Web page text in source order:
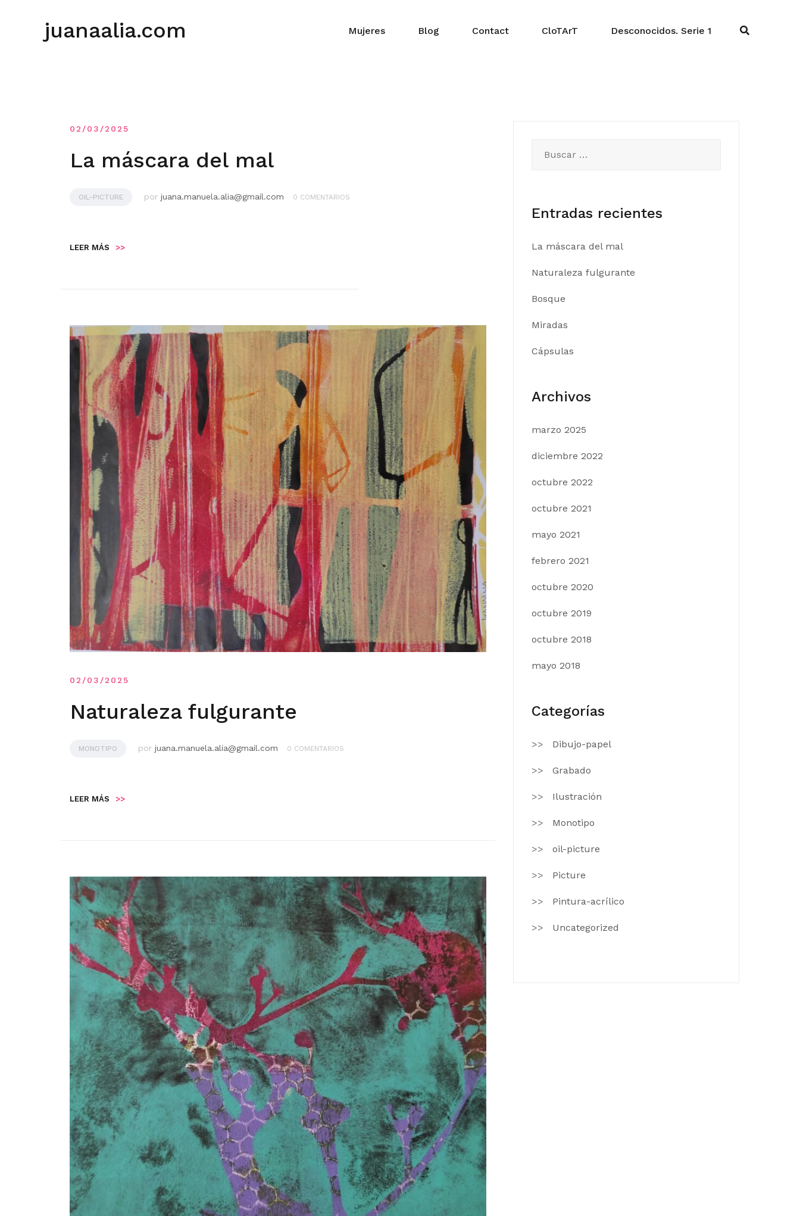
juanaalia.com Mujeres Blog Contact CloTArT Desconocidos. Serie 1
02/03/2025
La máscara del mal
OIL-PICTURE por juana.manuela.alia@gmail.com 0 COMENTARIOS
LEER MÁS >>
02/03/2025
Naturaleza fulgurante
MONOTIPO por juana.manuela.alia@gmail.com 0 COMENTARIOS
LEER MÁS >>
Entradas recientes
La máscara del mal
Naturaleza fulgurante
Bosque
Miradas
Cápsulas
Archivos
marzo 2025
diciembre 2022
octubre 2022
octubre 2021
mayo 2021
febrero 2021
octubre 2020
octubre 2019
octubre 2018
mayo 2018
Categorías
Dibujo-papel
Grabado
Ilustración
Monotipo
oil-picture
Picture
Pintura-acrílico
Uncategorized